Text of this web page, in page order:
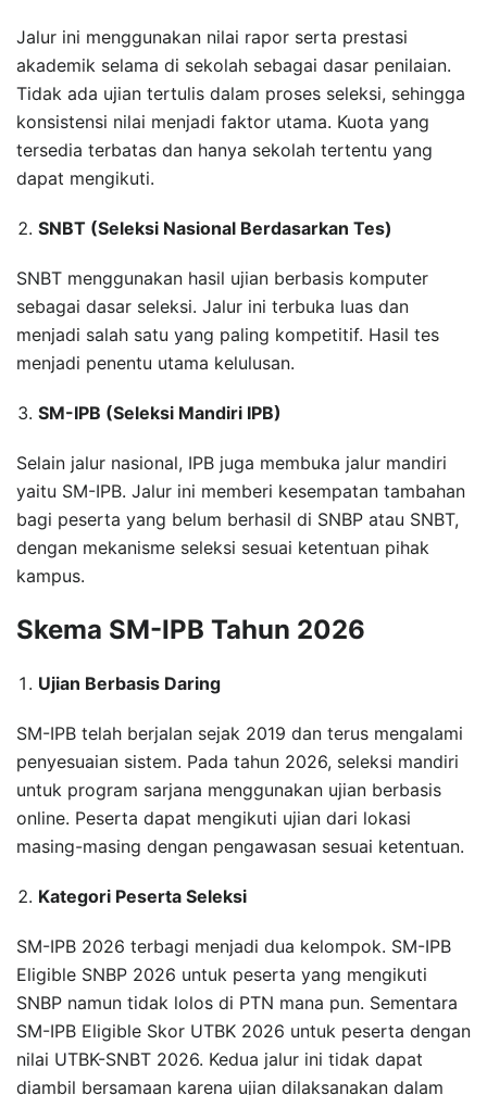
Jalur ini menggunakan nilai rapor serta prestasi
akademik selama di sekolah sebagai dasar penilaian.
Tidak ada ujian tertulis dalam proses seleksi, sehingga
konsistensi nilai menjadi faktor utama. Kuota yang
tersedia terbatas dan hanya sekolah tertentu yang
dapat mengikuti.
SNBT (Seleksi Nasional Berdasarkan Tes)
SNBT menggunakan hasil ujian berbasis komputer
sebagai dasar seleksi. Jalur ini terbuka luas dan
menjadi salah satu yang paling kompetitif. Hasil tes
menjadi penentu utama kelulusan.
SM-IPB (Seleksi Mandiri IPB)
Selain jalur nasional, IPB juga membuka jalur mandiri
yaitu SM-IPB. Jalur ini memberi kesempatan tambahan
bagi peserta yang belum berhasil di SNBP atau SNBT,
dengan mekanisme seleksi sesuai ketentuan pihak
kampus.
Skema SM-IPB Tahun 2026
Ujian Berbasis Daring
SM-IPB telah berjalan sejak 2019 dan terus mengalami
penyesuaian sistem. Pada tahun 2026, seleksi mandiri
untuk program sarjana menggunakan ujian berbasis
online. Peserta dapat mengikuti ujian dari lokasi
masing-masing dengan pengawasan sesuai ketentuan.
Kategori Peserta Seleksi
SM-IPB 2026 terbagi menjadi dua kelompok. SM-IPB
Eligible SNBP 2026 untuk peserta yang mengikuti
SNBP namun tidak lolos di PTN mana pun. Sementara
SM-IPB Eligible Skor UTBK 2026 untuk peserta dengan
nilai UTBK-SNBT 2026. Kedua jalur ini tidak dapat
diambil bersamaan karena ujian dilaksanakan dalam